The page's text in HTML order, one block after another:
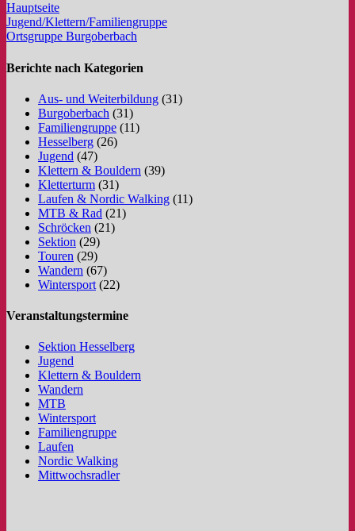
Hauptseite
Jugend/Klettern/Familiengruppe
Ortsgruppe Burgoberbach
Berichte nach Kategorien
Aus- und Weiterbildung (31)
Burgoberbach (31)
Familiengruppe (11)
Hesselberg (26)
Jugend (47)
Klettern & Bouldern (39)
Kletterturm (31)
Laufen & Nordic Walking (11)
MTB & Rad (21)
Schröcken (21)
Sektion (29)
Touren (29)
Wandern (67)
Wintersport (22)
Veranstaltungstermine
Sektion Hesselberg
Jugend
Klettern & Bouldern
Wandern
MTB
Wintersport
Familiengruppe
Laufen
Nordic Walking
Mittwochsradler